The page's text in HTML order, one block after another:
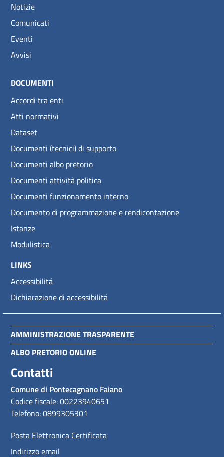
Notizie
Comunicati
Eventi
Avvisi
DOCUMENTI
Accordi tra enti
Atti normativi
Dataset
Documenti (tecnici) di supporto
Documenti albo pretorio
Documenti attività politica
Documenti funzionamento interno
Documento di programmazione e rendicontazione
Istanze
Modulistica
LINKS
Accessibilitá
Dichiarazione di accessibilitá
AMMINISTRAZIONE TRASPARENTE
ALBO PRETORIO ONLINE
Contatti
Comune di Pontecagnano Faiano
Codice fiscale: 00223940651
Telefono: 0899305301
Posta Elettronica Certificata
Indirizzo email